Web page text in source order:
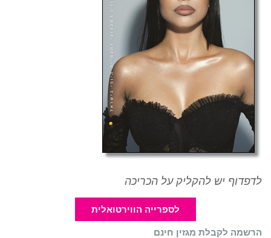
לדפדוף יש להקליק על הכריכה
לספרייה הווירטואלית
הרשמה לקבלת מגזין חינם